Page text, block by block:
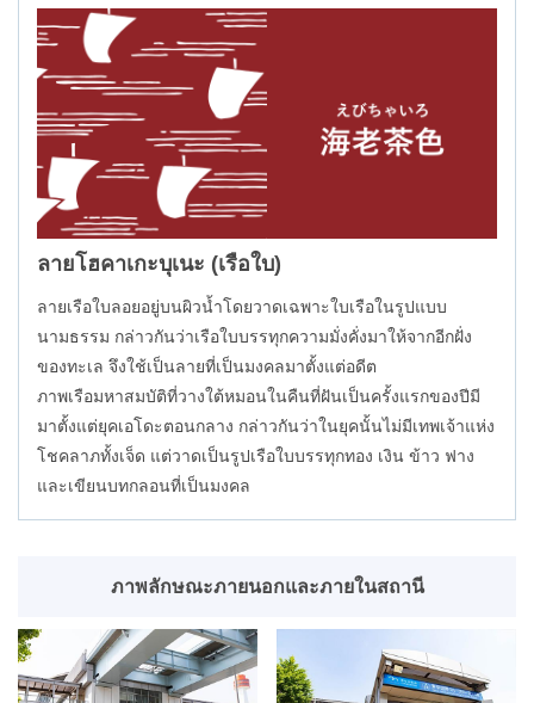
ลายโฮคาเกะบุเนะ (เรือใบ)
ลายเรือใบลอยอยู่บนผิวน้ำโดยวาดเฉพาะใบเรือในรูปแบบ
นามธรรม กล่าวกันว่าเรือใบบรรทุกความมั่งคั่งมาให้จากอีกฝั่ง
ของทะเล จึงใช้เป็นลายที่เป็นมงคลมาตั้งแต่อดีต
ภาพเรือมหาสมบัติที่วางใต้หมอนในคืนที่ฝันเป็นครั้งแรกของปีมี
มาตั้งแต่ยุคเอโดะตอนกลาง กล่าวกันว่าในยุคนั้นไม่มีเทพเจ้าแห่ง
โชคลาภทั้งเจ็ด แต่วาดเป็นรูปเรือใบบรรทุกทอง เงิน ข้าว ฟาง
และเขียนบทกลอนที่เป็นมงคล
ภาพลักษณะภายนอกและภายในสถานี